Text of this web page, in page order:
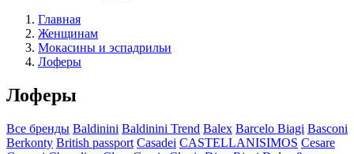
Главная
Женщинам
Мокасины и эспадрильи
Лоферы
Лоферы
Все бренды Baldinini Baldinini Trend Balex Barcelo Biagi Basconi
Berkonty British passport Casadei CASTELLANISIMOS Cesare